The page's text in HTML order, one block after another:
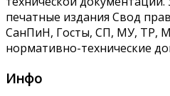
печатные издания Свод
СанПиН, Госты, СП, МУ, ТР,
нормативно-технические
Инфо